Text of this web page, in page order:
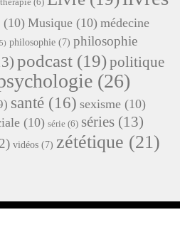
(6)
(10) Musique (10) médecine
philosophie (7) philosophie
podcast (19)politique
(26)
santé (16) sexisme (10)
(10) série (6) séries (13)
vidéos (7) zététique (21)